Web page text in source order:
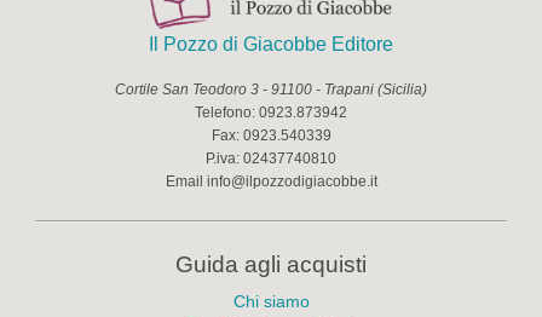
Il Pozzo di Giacobbe Editore
Cortile San Teodoro 3 - 91100 - Trapani (Sicilia)
Telefono: 0923.873942
Fax: 0923.540339
P.iva: 02437740810
Email info@ilpozzodigiacobbe.it
Guida agli acquisti
Chi siamo